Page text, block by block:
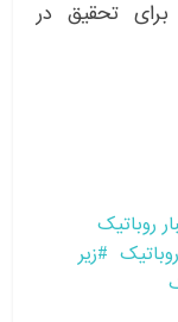
تحقیق در
روباتیک
روباتیک
زیر